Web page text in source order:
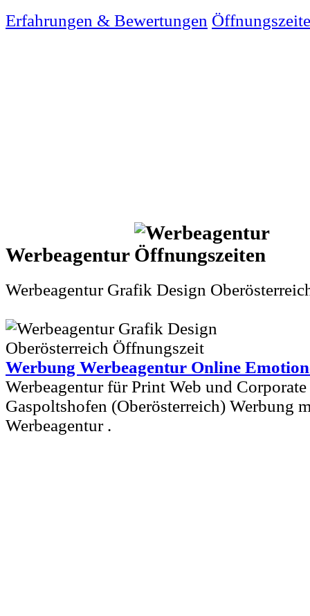
Erfahrungen & Bewertungen
Werbeagentur
Werbeagentur Grafik Design
Werbung Werbeagentur Online
Werbeagentur für Print Web und
Gaspoltshofen (Oberösterreich) Werbung
Werbeagentur .